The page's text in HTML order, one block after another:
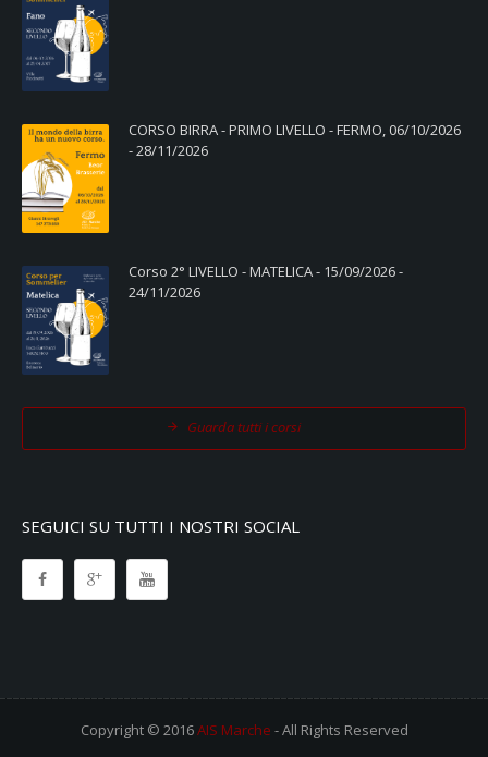
CORSO BIRRA - PRIMO LIVELLO - FERMO, 06/10/2026
- 28/11/2026
Corso 2° LIVELLO - MATELICA - 15/09/2026 -
24/11/2026
Guarda tutti i corsi
SEGUICI SU TUTTI I NOSTRI SOCIAL
Copyright © 2016AIS Marche - All Rights Reserved